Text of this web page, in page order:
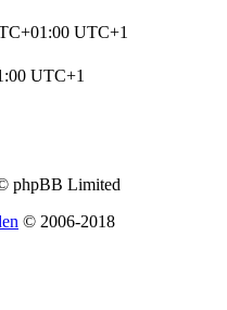
UTC+1
UTC+1
phpBB Limited
© 2006-2018